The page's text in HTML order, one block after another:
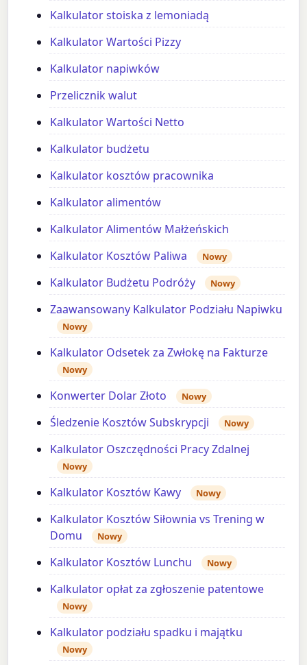
Kalkulator stoiska z lemoniadą
Kalkulator Wartości Pizzy
Kalkulator napiwków
Przelicznik walut
Kalkulator Wartości Netto
Kalkulator budżetu
Kalkulator kosztów pracownika
Kalkulator alimentów
Kalkulator Alimentów Małżeńskich
Kalkulator Kosztów Paliwa
Nowy
Kalkulator Budżetu Podróży Nowy
Zaawansowany Kalkulator Podziału Napiwku
Nowy
Kalkulator Odsetek za Zwłokę na Fakturze
Nowy
Konwerter Dolar Złoto Nowy
Śledzenie Kosztów Subskrypcji Nowy
Kalkulator Oszczędności Pracy Zdalnej
Nowy
Kalkulator Kosztów Kawy Nowy
Kalkulator Kosztów Siłownia vs Trening w
Domu
Nowy
Kalkulator Kosztów Lunchu Nowy
Kalkulator opłat za zgłoszenie patentowe
Nowy
Kalkulator podziału spadku i majątku
Nowy